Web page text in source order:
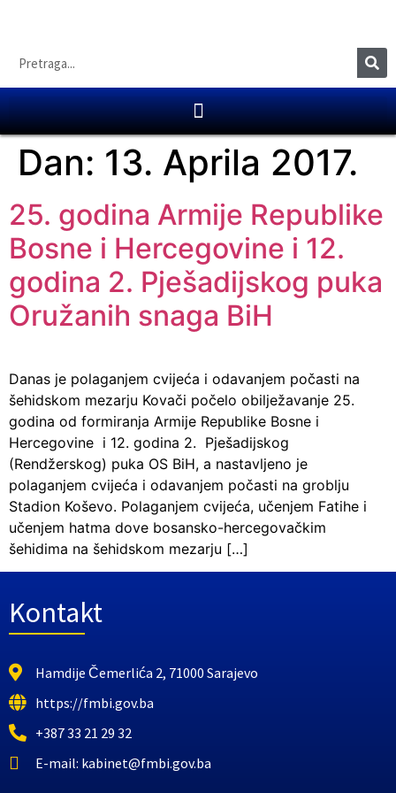
Dan: 13. Aprila 2017.
25. godina Armije Republike
Bosne i Hercegovine i 12.
godina 2. Pješadijskog puka
Oružanih snaga BiH
Danas je polaganjem cvijeća i odavanjem počasti na
šehidskom mezarju Kovači počelo obilježavanje 25.
godina od formiranja Armije Republike Bosne i
Hercegovine i 12. godina 2. Pješadijskog
(Rendžerskog) puka OS BiH, a nastavljeno je
polaganjem cvijeća i odavanjem počasti na groblju
Stadion Koševo. Polaganjem cvijeća, učenjem Fatihe i
učenjem hatma dove bosansko-hercegovačkim
šehidima na šehidskom mezarju […]
Kontakt
Hamdije Čemerlića 2, 71000 Sarajevo
https://fmbi.gov.ba
+387 33 21 29 32
E-mail: kabinet@fmbi.gov.ba